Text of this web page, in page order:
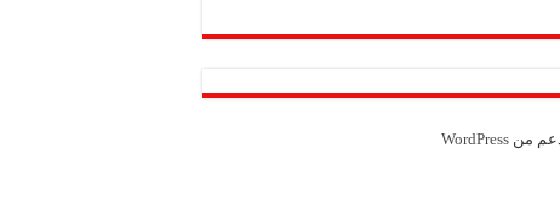
من WordPress